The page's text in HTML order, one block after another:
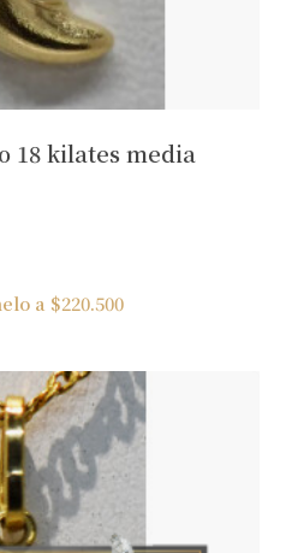
en el carrito.
18 kilates media
a $220.500